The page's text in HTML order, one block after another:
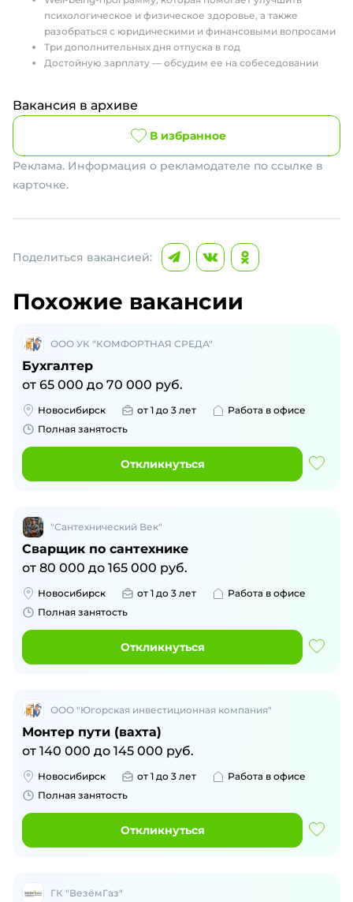
психологическое и физическое здоровье, а также
разобраться с юридическими и финансовыми вопросами
Три дополнительных дня отпуска в год
Достойную зарплату — обсудим ее на собеседовании
Вакансия в архиве
В избранное
Реклама. Информация о рекламодателе по ссылке в
карточке.
Поделиться вакансией:
Похожие вакансии
ООО УК "КОМФОРТНАЯ СРЕДА"
Бухгалтер
от 65 000 до 70 000 руб.
Новосибирск от 1 до 3 лет
Работа в офисе
Полная занятость
Откликнуться
"Сантехнический Век"
Сварщик по сантехнике
от 80 000 до 165 000 руб.
Новосибирск от 1 до 3 лет
Работа в офисе
Полная занятость
Откликнуться
ООО "Югорская инвестиционная компания"
Монтер пути (вахта)
от 140 000 до 145 000 руб.
Новосибирск от 1 до 3 лет
Работа в офисе
Полная занятость
Откликнуться
ГК "ВезёмГаз"